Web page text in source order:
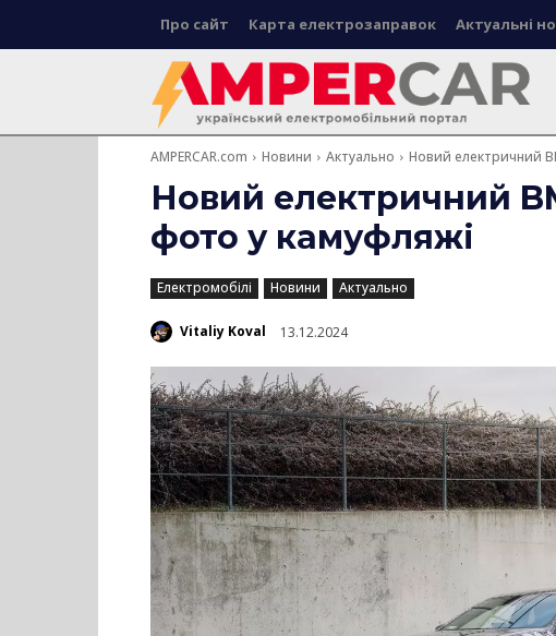
Про сайт Карта електрозаправок Актуальні
AMPERCAR.com Новини Актуально Новий електричний
Новий електричний
фото у камуфляжі
Електромобілі Новини Актуально
Vitaliy Koval 13.12.2024